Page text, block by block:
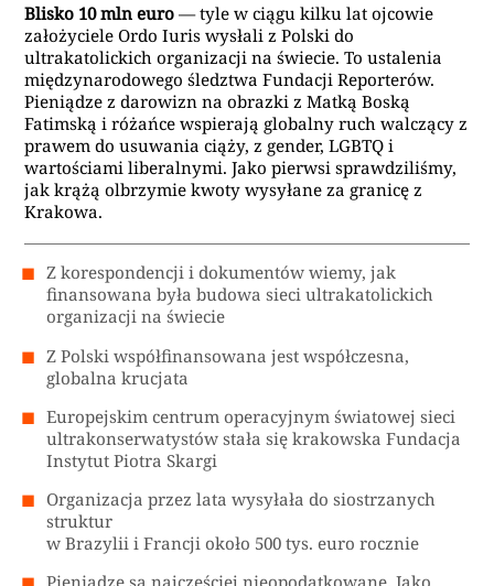
Blisko 10 mln euro — tyle w ciągu kilku lat ojcowie
założyciele Ordo Iuris wysłali z Polski do
ultrakatolickich organizacji na świecie. To ustalenia
międzynarodowego śledztwa Fundacji Reporterów.
Pieniądze z darowizn na obrazki z Matką Boską
Fatimską i różańce wspierają globalny ruch walczący z
prawem do usuwania ciąży, z gender, LGBTQ i
wartościami liberalnymi. Jako pierwsi sprawdziliśmy,
jak krążą olbrzymie kwoty wysyłane za granicę z
Krakowa.
Z korespondencji i dokumentów wiemy, jak
finansowana była budowa sieci ultrakatolickich
organizacji na świecie
Z Polski współfinansowana jest współczesna,
globalna krucjata
Europejskim centrum operacyjnym światowej sieci
ultrakonserwatystów stała się krakowska Fundacja
Instytut Piotra Skargi
Organizacja przez lata wysyłała do siostrzanych
struktur
w Brazylii i Francji około 500 tys. euro rocznie